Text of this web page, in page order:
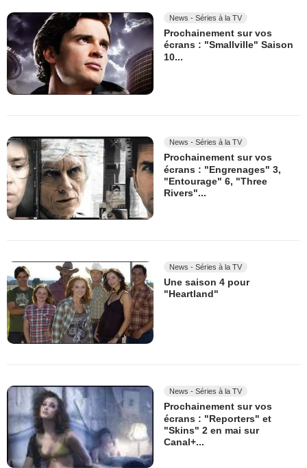
News - Séries à la TV
Prochainement sur vos
écrans : "Smallville" Saison
10...
News - Séries à la TV
Prochainement sur vos
écrans : "Engrenages" 3,
"Entourage" 6, "Three
Rivers"...
News - Séries à la TV
Une saison 4 pour
"Heartland"
News - Séries à la TV
Prochainement sur vos
écrans : "Reporters" et
"Skins" 2 en mai sur
Canal+...